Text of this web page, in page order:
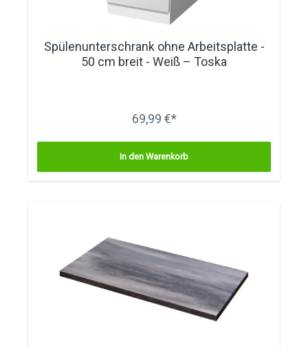
Spülenunterschrank ohne Arbeitsplatte -
50 cm breit - Weiß – Toska
69,99 €*
In den Warenkorb